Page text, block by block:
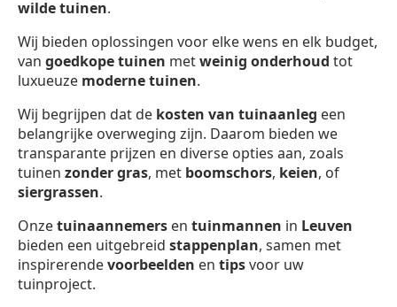
wilde tuinen.
Wij bieden oplossingen voor elke wens en elk budget,
van goedkope tuinen metweinig onderhoud tot
luxueuze moderne tuinen.
Wij begrijpen dat de kosten van tuinaanleg een
belangrijke overweging zijn. Daarom bieden we
transparante prijzen en diverse opties aan, zoals
tuinen zonder gras, met boomschors, keien, of
siergrassen.
Onzetuinaannemers en tuinmannen in Leuven
bieden een uitgebreid stappenplan, samen met
inspirerendevoorbeelden en tipsvoor uw
tuinproject.